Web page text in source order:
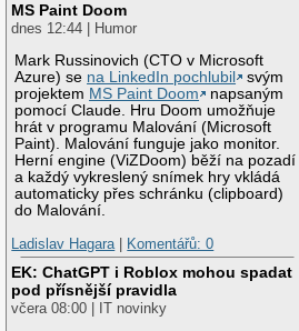
MS Paint Doom
dnes 12:44 | Humor
Mark Russinovich (CTO v Microsoft
Azure) se na LinkedIn pochlubil
svým
projektem MS Paint Doom
napsaným
pomocí Claude. Hru Doom umožňuje
hrát v programu Malování (Microsoft
Paint). Malování funguje jako monitor.
Herní engine (ViZDoom) běží na pozadí
a každý vykreslený snímek hry vkládá
automaticky přes schránku (clipboard)
do Malování.
Ladislav Hagara
Komentářů: 0
EK: ChatGPT i Roblox mohou spadat
pod přísnější pravidla
včera 08:00 | IT novinky